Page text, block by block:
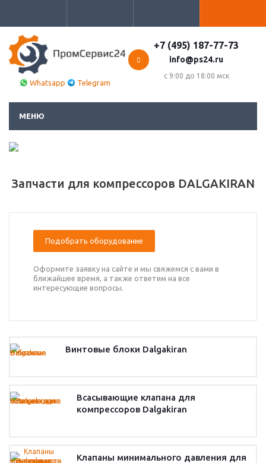
Whatsapp Telegram
+7 (495) 187-77-73
info@ps24.ru
с 9:00 до 18:00 мск
МЕНЮ
Запчасти для компрессоров DALGAKIRAN
Подобрать оборудование
Оформите заявку на сайте и мы свяжемся с вами в
ближайшее время, а также ответим на все
интересующие вопросы.
Винтовые блоки Dalgakiran
Всасывающие клапана для
компрессоров Dalgakiran
Клапаны минимального давления для